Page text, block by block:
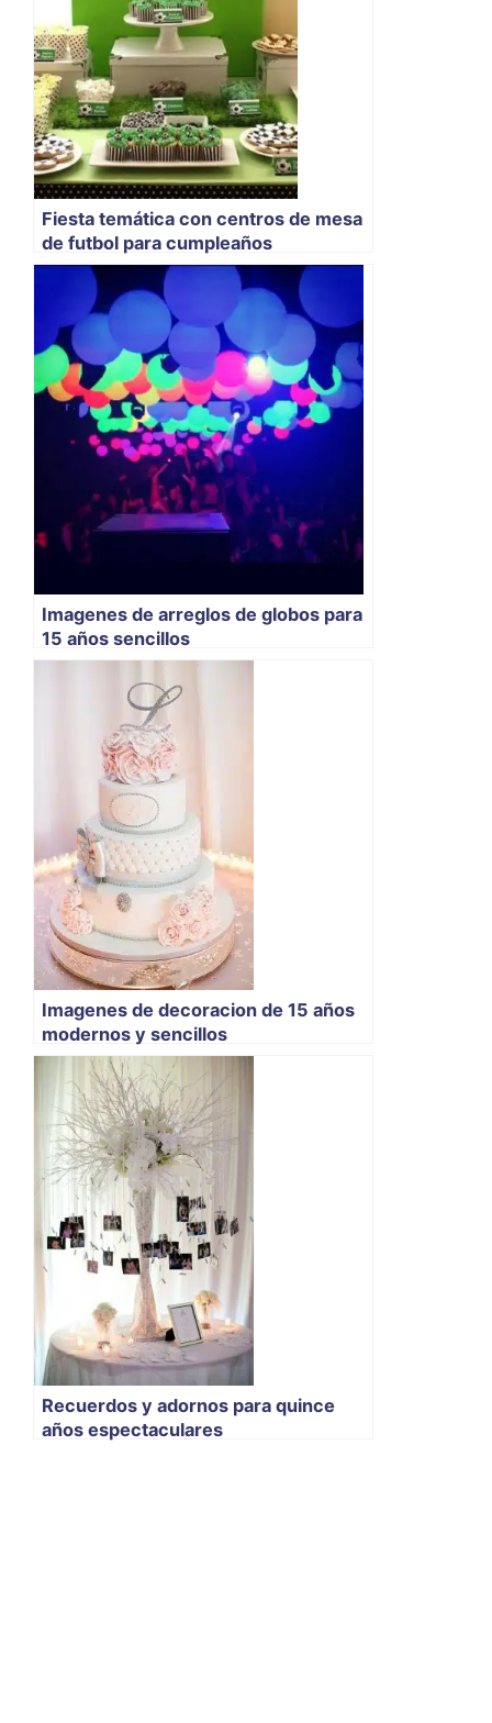
Fiesta temática con centros de mesa
de futbol para cumpleaños
Imagenes de arreglos de globos para
15 años sencillos
Imagenes de decoracion de 15 años
modernos y sencillos
Recuerdos y adornos para quince
años espectaculares